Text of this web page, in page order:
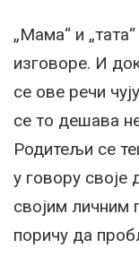
„Мама“ и
изговоре. И
се ове речи
се то дешава
Родитељи се
у говору своје
својим личним
поричу да